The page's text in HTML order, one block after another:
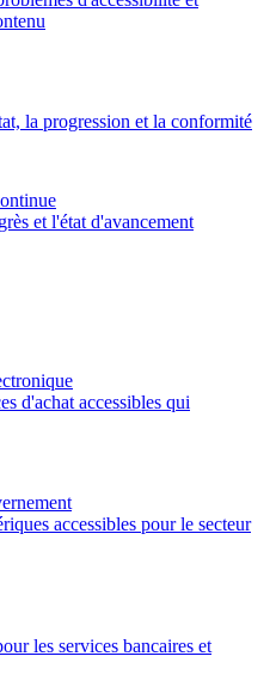
la progression et la conformité
et l'état d'avancement
d'achat accessibles qui
accessibles pour le secteur
les services bancaires et